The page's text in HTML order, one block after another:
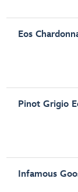
Eos
Pinot Grigio
Infamous